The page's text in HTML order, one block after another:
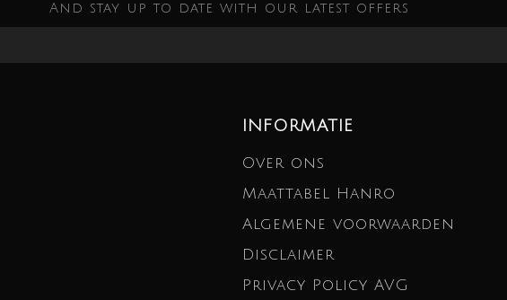
And stay up to date with our latest offers
INFORMATIE
Over ons
Maattabel Hanro
Algemene voorwaarden
Disclaimer
Privacy Policy AVG